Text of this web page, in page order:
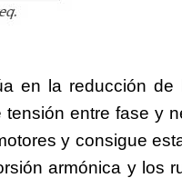
en la reducción de
entre fase y
y consigue
armónica y los